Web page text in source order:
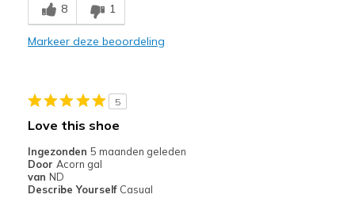
Beste toepassingen
Casual Wear
Sizing
View On Shoes
8 1
Markeer deze beoordeling
5
Love this shoe
Ingezonden 5 maanden geleden
Door Acorn gal
van ND
Describe Yourself Casual